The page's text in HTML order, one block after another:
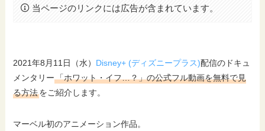
当ページのリンクには広告が含まれています。
2021年8月11日（水） Disney+ (ディズニープラス)配信のドキュ
メンタリー「ホワット・イフ…？」の公式フル動画を無料で見
る方法をご紹介します。
マーベル初のアニメーション作品。